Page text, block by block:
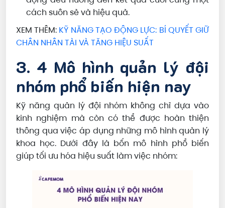
cách suôn sẻ và hiệu quả.
XEM THÊM: KỸ NĂNG TẠO ĐỘNG LỰC: BÍ QUYẾT GIỮ
CHÂN NHÂN TÀI VÀ TĂNG HIỆU SUẤT
3. 4 Mô hình quản lý đội
nhóm phổ biến hiện nay
Kỹ năng quản lý đội nhóm không chỉ dựa vào
kinh nghiệm mà còn có thể được hoàn thiện
thông qua việc áp dụng những mô hình quản lý
khoa học. Dưới đây là bốn mô hình phổ biến
giúp tối ưu hóa hiệu suất làm việc nhóm: